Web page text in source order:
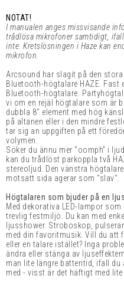
NOTAT!
I manualen anges missvisande
trådlösa mikrofoner samtidigt,
inte. Kretslösningen i Haze kan
mikrofon.
Arcsound har slagit på den
Bluetooth-högtalare HAZE. Fast
Bluetooth-högtalare.
vi om en rejäl högtalare som är
dubbla 8" element med hög
på altanen eller i den mindre
tar sig an uppgiften på ett
volymen.
Söker du ännu mer “oomph” i
kan du trådlöst parkoppla två
stereoljud. Den vänstra
motsatt sida agerar som "slav".
Högtalaren som bjuder på en
Med dekorativa LED-lampor
trevlig festmiljö. Du kan med
ljusshower. Stroboskop,
med din favoritmusik. Vill du att
eller en talare istället? Inga
ändra eller stänga av
man lite längre batteritid, ifall du
med - visst är det häftigt med